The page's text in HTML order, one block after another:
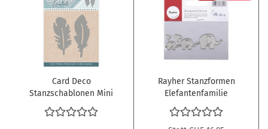
Card Deco
Stanzschablonen Mini
Federn
Rayher Stanzformen
Elefantenfamilie